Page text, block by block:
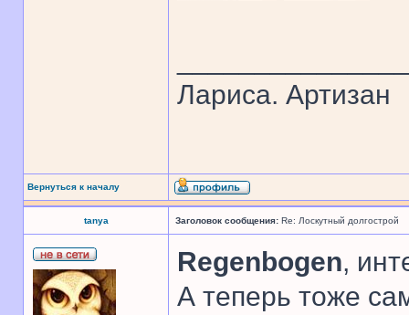
Лариса. Артизан
Вернуться к началу
tanya Заголовок сообщения: Re: Лоскутный долгострой
Regenbogen,
А теперь тоже